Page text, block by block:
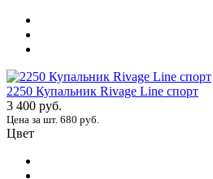
2250 Купальник Rivage Line спорт
3 400 руб.
Цена за шт. 680 руб.
Цвет